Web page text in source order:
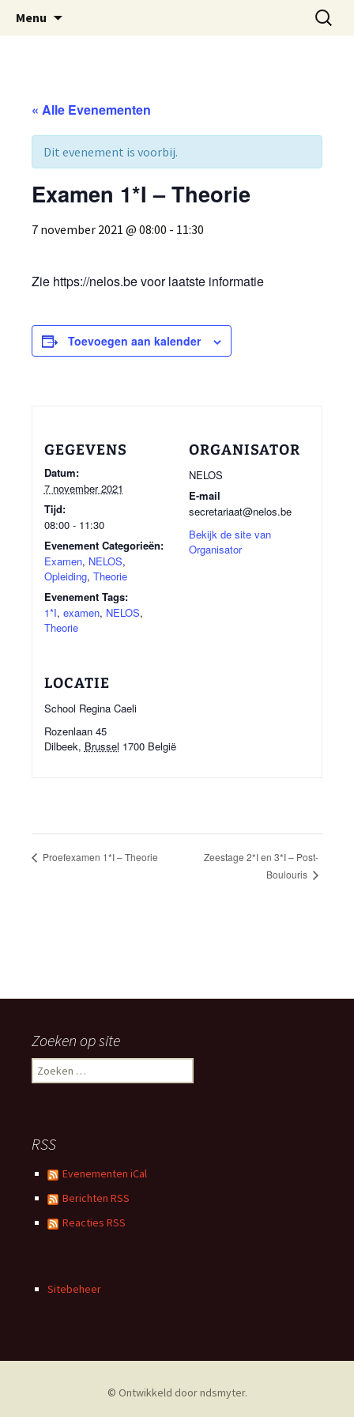
OVOS
Oost-Vlaamse Vereniging voor
Onderwateronderzoek en -Sport
Menu
Zoeken
naar:
« Alle Evenementen
Dit evenement is voorbij.
Examen 1*I – Theorie
7 november 2021 @ 08:00 - 11:30
Zie https://nelos.be voor laatste informatie
Toevoegen aan kalender
GEGEVENS
Datum:
7 november 2021
Tijd:
08:00 - 11:30
Evenement Categorieën:
Examen, NELOS,
Opleiding, Theorie
Evenement Tags:
1*I, examen, NELOS,
Theorie
LOCATIE
School Regina Caeli
Rozenlaan 45
Dilbeek, Brussel 1700 België
ORGANISATOR
NELOS
E-mail
secretariaat@nelos.be
Bekijk de site van
Organisator
Proefexamen 1*I – Theorie
Zeestage 2*I en 3*I – Post-
Boulouris
Zoeken op site
Zoeken
naar:
RSS
Evenementen iCal
Berichten RSS
Reacties RSS
Sitebeheer
© Ontwikkeld doorndsmyter.